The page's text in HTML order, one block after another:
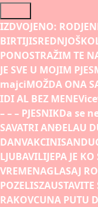
Skip
to
content
IZDVOJENO:
BIRTIJI
PONOSTRAŽIM TE
JE SVE U MOJIM
majciMOŽDA ONA
IDI AL BEZ MENE
– – – PJESNIKDa se
SAVATRI ANĐELAU
DANVAKCINISAN
LJUBAVILIJEPA JE KO
VREMENAGLASAJ
POZELISZAUSTAVITE
RAKOVCUNA PUTU